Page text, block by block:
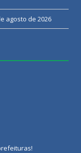
agosto de 2026
!